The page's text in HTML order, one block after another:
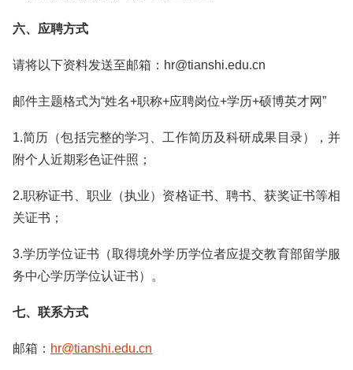
六、应聘方式
请将以下资料发送至邮箱：hr@tianshi.edu.cn
邮件主题格式为“姓名+职称+应聘岗位+学历+硕博英才网”
1.简历（包括完整的学习、工作简历及科研成果目录），并
附个人近期彩色证件照；
2.职称证书、职业（执业）资格证书、聘书、获奖证书等相
关证书；
3.学历学位证书（取得境外学历学位者应提交教育部留学服
务中心学历学位认证书）。
七、联系方式
邮箱： hr@tianshi.edu.cn